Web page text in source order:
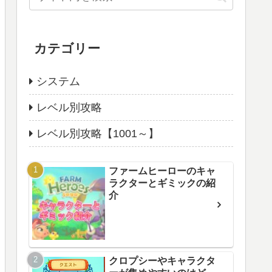
カテゴリー
システム
レベル別攻略
レベル別攻略【1001～】
ファームヒーローのキャ
ラクターとギミックの紹
介
クロプシーやキャラクタ